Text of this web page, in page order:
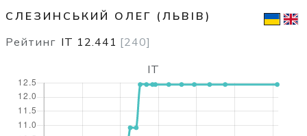
СЛЕЗИНСЬКИЙ ОЛЕГ (ЛЬВІВ)
Рейтинг IT 12.441 [240]
IT